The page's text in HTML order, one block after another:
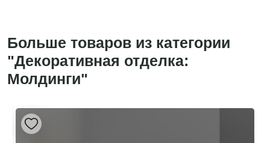
Больше товаров из категории
"Декоративная отделка:
Молдинги"